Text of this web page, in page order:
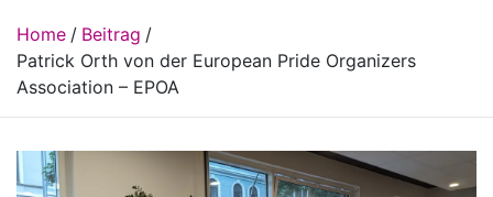
Home
Beitrag
Patrick Orth von der European Pride Organizers
Association – EPOA